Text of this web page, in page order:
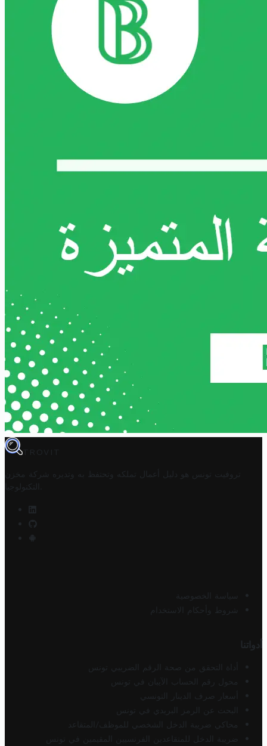
TROVIT
تروفيت تونس هو دليل أعمال تملكه وتحتفظ به وتديره
شركة مخزن
التكنولوجيا
سياسة الخصوصية
شروط وأحكام الاستخدام
أدواتنا
أداة التحقق من صحة الرقم الضريبي تونس
محول رقم الحساب الآيبان في تونس
أسعار صرف الدينار التونسي
البحث عن الرمز البريدي في تونس
محاكي ضريبة الدخل الشخصي للموظف/المتقاعد
ضريبة الدخل للمتقاعدين الفرنسيين المقيمين في تونس